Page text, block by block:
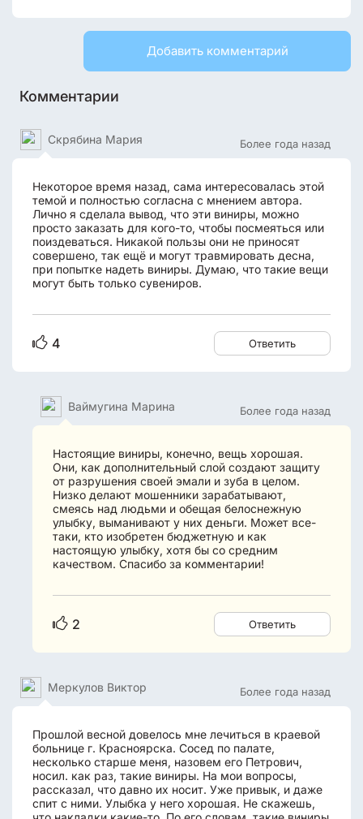
Добавить комментарий
Комментарии
Более года назад
Скрябина Мария
Некоторое время назад, сама интересовалась этой
темой и полностью согласна с мнением автора.
Лично я сделала вывод, что эти виниры, можно
просто заказать для кого-то, чтобы посмеяться или
поиздеваться. Никакой пользы они не приносят
совершено, так ещё и могут травмировать десна,
при попытке надеть виниры. Думаю, что такие вещи
могут быть только сувениров.
4 Ответить
Более года назад
Ваймугина Марина
Настоящие виниры, конечно, вещь хорошая.
Они, как дополнительный слой создают защиту
от разрушения своей эмали и зуба в целом.
Низко делают мошенники зарабатывают,
смеясь над людьми и обещая белоснежную
улыбку, выманивают у них деньги. Может все-
таки, кто изобретен бюджетную и как
настоящую улыбку, хотя бы со средним
качеством. Спасибо за комментарии!
2 Ответить
Более года назад
Меркулов Виктор
Прошлой весной довелось мне лечиться в краевой
больнице г. Красноярска. Сосед по палате,
несколько старше меня, назовем его Петрович,
носил. как раз, такие виниры. На мои вопросы,
рассказал, что давно их носит. Уже привык, и даже
спит с ними. Улыбка у него хорошая. Не скажешь,